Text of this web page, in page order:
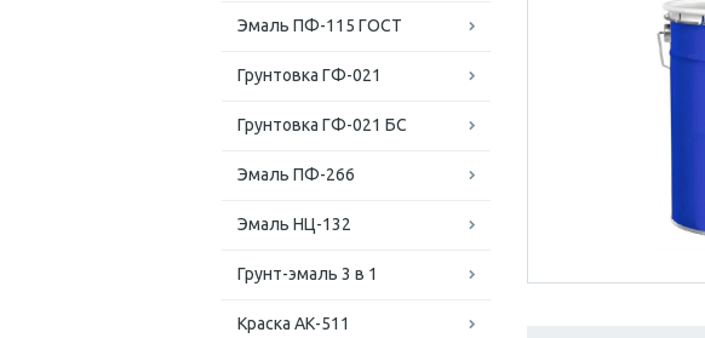
Эмаль ПФ-115 ГОСТ
Грунтовка ГФ-021
Грунтовка ГФ-021 БС
Эмаль ПФ-266
Эмаль НЦ-132
Грунт-эмаль 3 в 1
Краска АК-511